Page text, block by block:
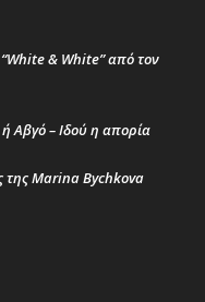
“White & White” από τον
Αβγό – Ιδού η απορία
της Marina Bychkova